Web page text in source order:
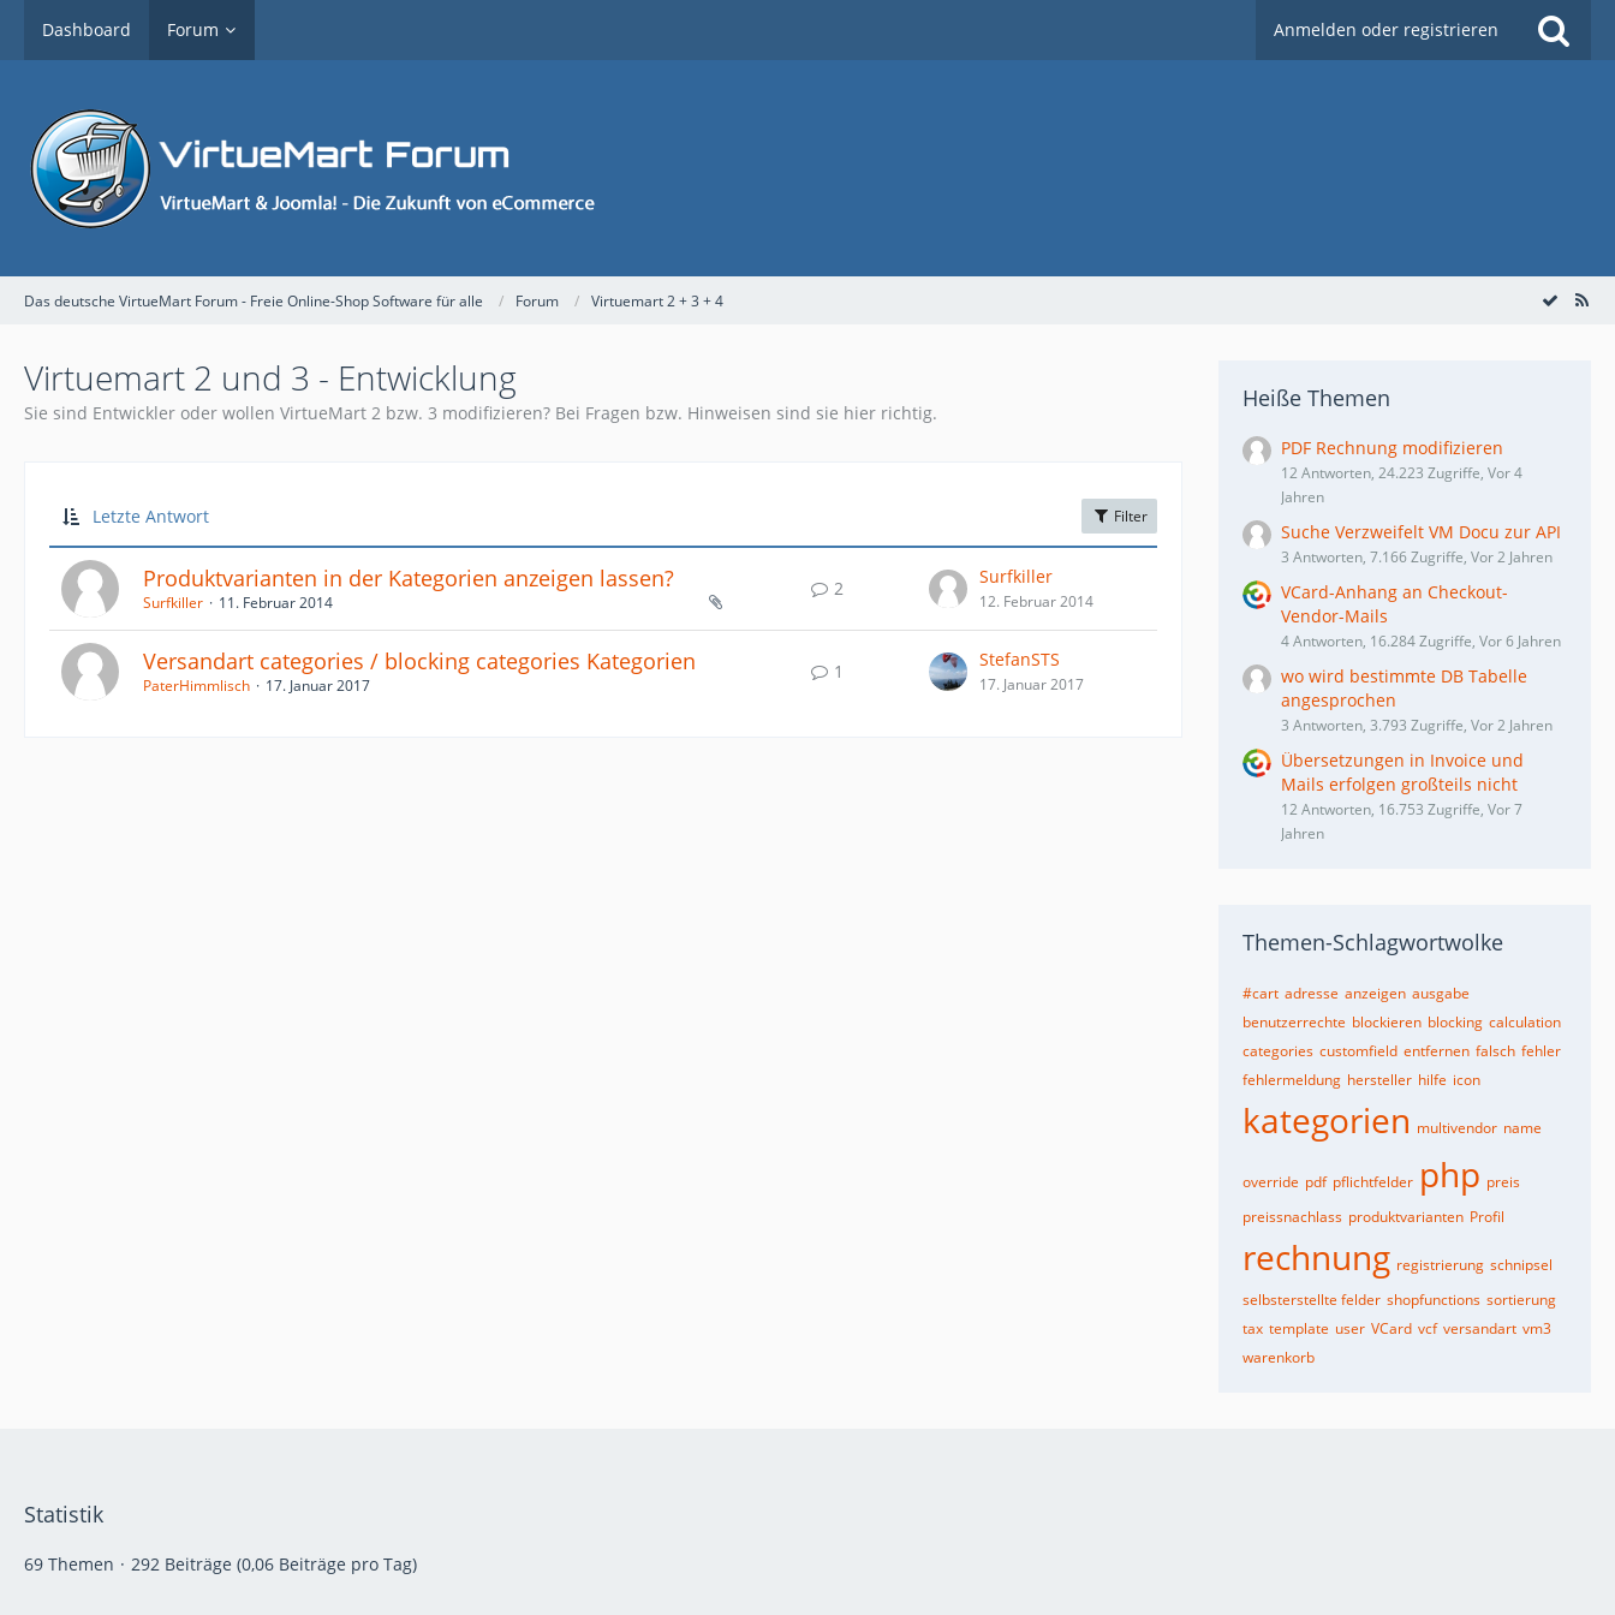
Dashboard Forum Anmelden oder registrieren
Das deutsche VirtueMart Forum - Freie Online-Shop Software für alle Forum Virtuemart 2 + 3 + 4
Virtuemart 2 und 3 - Entwicklung
Sie sind Entwickler oder wollen VirtueMart 2 bzw. 3 modifizieren? Bei Fragen bzw. Hinweisen sind sie hier richtig.
Letzte Antwort Filter
Produktvarianten in der Kategorien anzeigen lassen?
Surfkiller 11. Februar 2014
2
Surfkiller
12. Februar 2014
Versandart categories / blocking categories Kategorien
PaterHimmlisch 17. Januar 2017
1
StefanSTS
17. Januar 2017
Heiße Themen
PDF Rechnung modifizieren
12 Antworten, 24.223 Zugriffe, Vor 4
Jahren
Suche Verzweifelt VM Docu zur API
3 Antworten, 7.166 Zugriffe, Vor 2 Jahren
VCard-Anhang an Checkout-
Vendor-Mails
4 Antworten, 16.284 Zugriffe, Vor 6 Jahren
wo wird bestimmte DB Tabelle
angesprochen
3 Antworten, 3.793 Zugriffe, Vor 2 Jahren
Übersetzungen in Invoice und
Mails erfolgen großteils nicht
12 Antworten, 16.753 Zugriffe, Vor 7
Jahren
Themen-Schlagwortwolke
#cart adresse anzeigen ausgabe
benutzerrechte blockieren blocking calculation
categories customfield entfernen falsch fehler
fehlermeldung hersteller hilfe icon
kategorien multivendor name
override pdf pflichtfelder php preis
preissnachlass produktvarianten Profil
rechnung registrierung schnipsel
selbsterstellte felder shopfunctions sortierung
tax template user VCard vcf versandart vm3
warenkorb
Statistik
69 Themen 292 Beiträge (0,06 Beiträge pro Tag)